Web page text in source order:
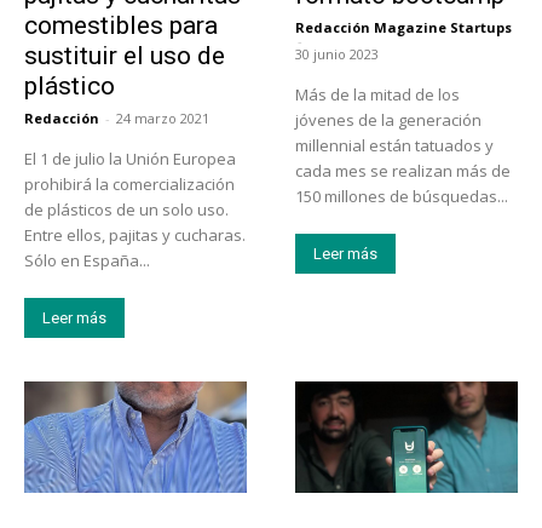
comestibles para
sustituir el uso de
plástico
Redacción - 24 marzo 2021
El 1 de julio la Unión Europea
prohibirá la comercialización
de plásticos de un solo uso.
Entre ellos, pajitas y cucharas.
Sólo en España...
Leer más
Redacción Magazine Startups
-
30 junio 2023
Más de la mitad de los
jóvenes de la generación
millennial están tatuados y
cada mes se realizan más de
150 millones de búsquedas...
Leer más